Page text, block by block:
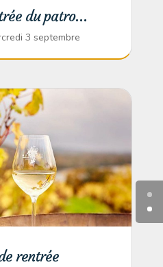
du patro…
3 septembre
rentrée